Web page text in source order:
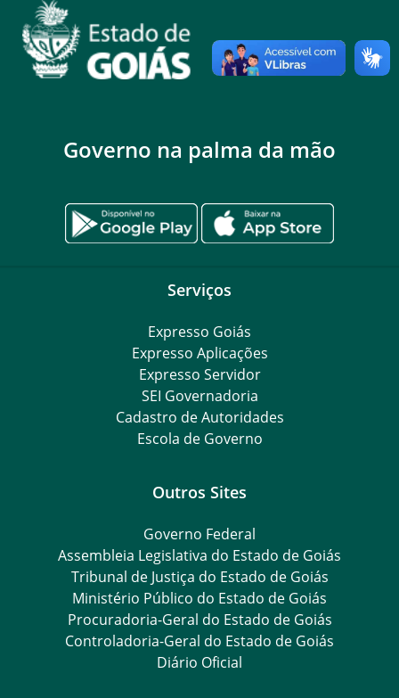
Governo na palma da mão
Serviços
Expresso Goiás
Expresso Aplicações
Expresso Servidor
SEI Governadoria
Cadastro de Autoridades
Escola de Governo
Outros Sites
Governo Federal
Assembleia Legislativa do Estado de Goiás
Tribunal de Justiça do Estado de Goiás
Ministério Público do Estado de Goiás
Procuradoria-Geral do Estado de Goiás
Controladoria-Geral do Estado de Goiás
Diário Oficial